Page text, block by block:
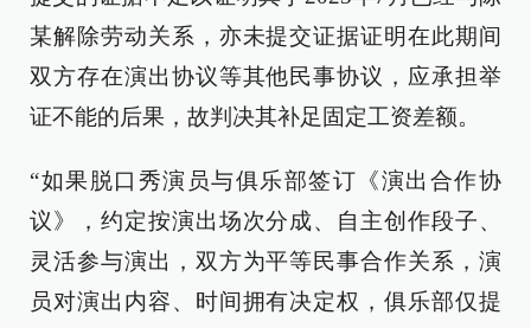
某解除劳动关系，亦未提交证据证明在此期间
双方存在演出协议等其他民事协议，应承担举
证不能的后果，故判决其补足固定工资差额。
“如果脱口秀演员与俱乐部签订《演出合作协
议》，约定按演出场次分成、自主创作段子、
灵活参与演出，双方为平等民事合作关系，演
员对演出内容、时间拥有决定权，俱乐部仅提